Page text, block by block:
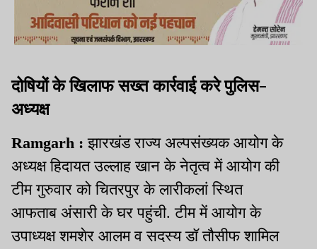
दोषियों के खिलाफ सख्त कार्रवाई करे पुलिस-
अध्यक्ष
Ramgarh : झारखंड राज्य अल्पसंख्यक आयोग के
अध्यक्ष हिदायत उल्लाह खान के नेतृत्व में आयोग की
टीम गुरुवार को चितरपुर के लारीकलां स्थित
आफताब अंसारी के घर पहुंची. टीम में आयोग के
उपाध्यक्ष शमशेर आलम व सदस्य डॉ तौसीफ शामिल